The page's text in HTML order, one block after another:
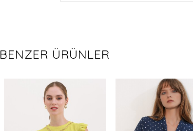
BENZER ÜRÜNLER